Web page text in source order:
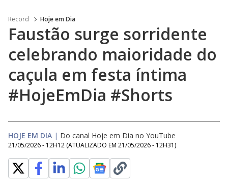
Record Hoje em Dia
Faustão surge sorridente
celebrando maioridade do
caçula em festa íntima
#HojeEmDia #Shorts
HOJE EM DIA | Do canal Hoje em Dia no YouTube
21/05/2026 - 12H12 (ATUALIZADO EM 21/05/2026 - 12H31)